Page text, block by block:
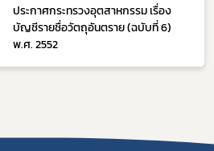
ประกาศกระทรวงอุตสาหกรรม เรื่อง
บัญชีรายชื่อวัตถุอันตราย (ฉบับที่ 6)
พ.ศ. 2552